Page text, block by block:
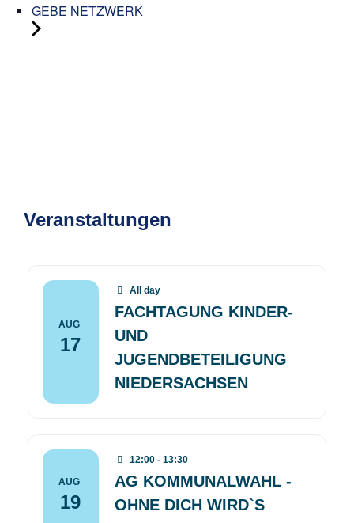
GEBE NETZWERK
Veranstaltungen
AUG
17
All day
FACHTAGUNG KINDER-
UND
JUGENDBETEILIGUNG
NIEDERSACHSEN
AUG
19
12:00 - 13:30
AG KOMMUNALWAHL -
OHNE DICH WIRD`S